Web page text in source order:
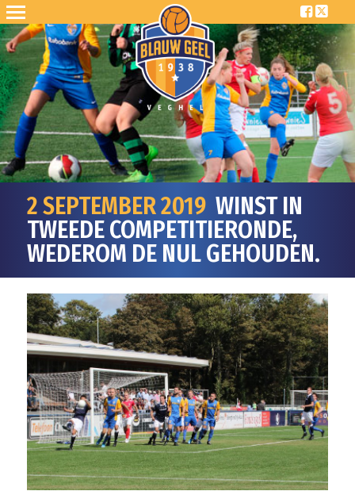
2 SEPTEMBER 2019WINST IN
TWEEDE COMPETITIERONDE,
WEDEROM DE NUL GEHOUDEN.